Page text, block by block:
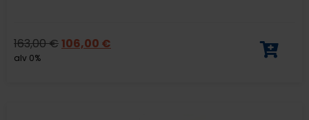
163,00€106,00 €
alv 0%